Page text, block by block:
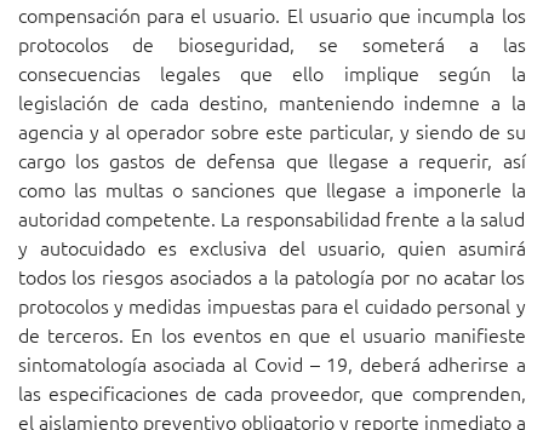
compensación para el usuario. El usuario que incumpla los
protocolos de bioseguridad, se someterá a las
consecuencias legales que ello implique según la
legislación de cada destino, manteniendo indemne a la
agencia y al operador sobre este particular, y siendo de su
cargo los gastos de defensa que llegase a requerir, así
como las multas o sanciones que llegase a imponerle la
autoridad competente. La responsabilidad frente a la salud
y autocuidado es exclusiva del usuario, quien asumirá
todos los riesgos asociados a la patología por no acatar los
protocolos y medidas impuestas para el cuidado personal y
de terceros. En los eventos en que el usuario manifieste
sintomatología asociada al Covid – 19, deberá adherirse a
las especificaciones de cada proveedor, que comprenden,
el aislamiento preventivo obligatorio y reporte inmediato a